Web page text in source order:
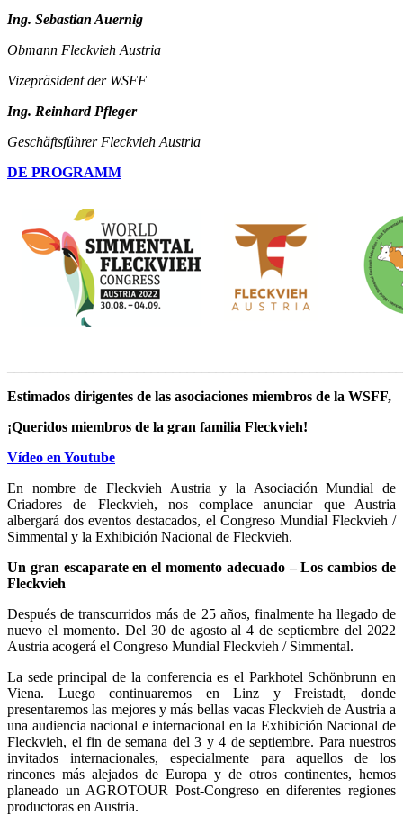
Ing. Sebastian Auernig
Obmann Fleckvieh Austria
Vizepräsident der WSFF
Ing. Reinhard Pfleger
Geschäftsführer Fleckvieh Austria
DE PROGRAMM
Estimados dirigentes de las asociaciones miembros de la WSFF,
¡Queridos miembros de la gran familia Fleckvieh!
Vídeo en Youtube
En nombre de Fleckvieh Austria y la Asociación Mundial de
Criadores de Fleckvieh, nos complace anunciar que Austria
albergará dos eventos destacados, el Congreso Mundial Fleckvieh /
Simmental y la Exhibición Nacional de Fleckvieh.
Un gran escaparate en el momento adecuado – Los cambios de
Fleckvieh
Después de transcurridos más de 25 años, finalmente ha llegado de
nuevo el momento. Del 30 de agosto al 4 de septiembre del 2022
Austria acogerá el Congreso Mundial Fleckvieh / Simmental.
La sede principal de la conferencia es el Parkhotel Schönbrunn en
Viena. Luego continuaremos en Linz y Freistadt, donde
presentaremos las mejores y más bellas vacas Fleckvieh de Austria a
una audiencia nacional e internacional en la Exhibición Nacional de
Fleckvieh, el fin de semana del 3 y 4 de septiembre. Para nuestros
invitados internacionales, especialmente para aquellos de los
rincones más alejados de Europa y de otros continentes, hemos
planeado un AGROTOUR Post-Congreso en diferentes regiones
productoras en Austria.